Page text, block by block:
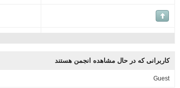
کاربرانی که در حال مشاهده انجمن هستند
Guest